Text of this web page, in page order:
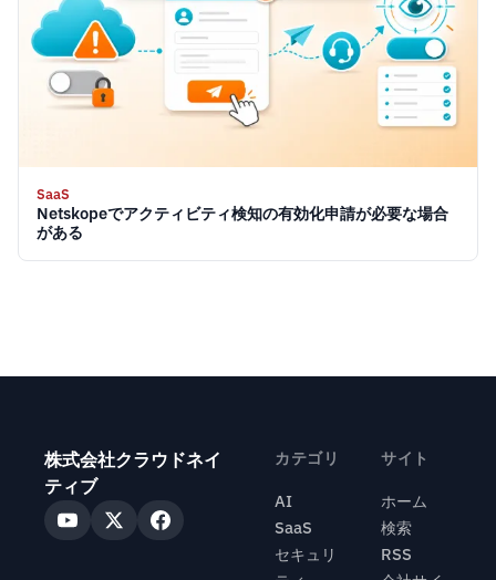
SaaS
Netskopeでアクティビティ検知の有効化申請が必要な場合
がある
株式会社クラウドネイ
ティブ
カテゴリ
AI
SaaS
セキュリ
サイト
ホーム
検索
RSS